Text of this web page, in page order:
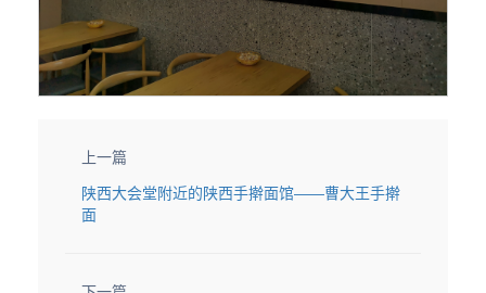
上一篇
陕西大会堂附近的陕西手擀面馆——曹大王手擀
面